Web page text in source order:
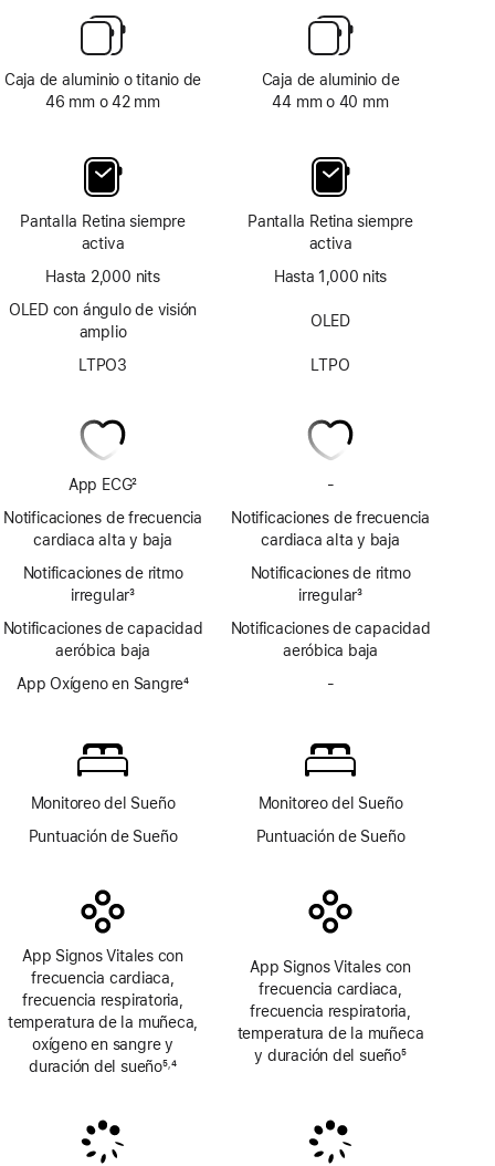
Caja de aluminio o titanio de
46 mm o 42 mm
Pantalla Retina siempre
activa
Hasta 2,000 nits
OLED con ángulo de visión
amplio
LTPO3
App ECG
al
pie
2
Notificaciones de frecuencia
cardiaca alta y baja
Notificaciones de ritmo
irregular
al
3
Notificaciones de capacidad
aeróbica baja
App Oxígeno en Sangre4
Monitoreo del Sueño
Puntuación de Sueño
App Signos Vitales con
frecuencia cardiaca,
frecuencia respiratoria,
temperatura de la muñeca,
oxígeno en sangre y
duración del sueño5,4
Caja de aluminio de
44 mm o 40 mm
Pantalla Retina siempre
activa
Hasta 1,000 nits
OLED
LTPO
-
ECG
Notificaciones de frecuencia
cardiaca alta y baja
Notificaciones de ritmo
irregular
al
3
Notificaciones de capacidad
aeróbica baja
-
en
Sangre
Monitoreo del Sueño
Puntuación de Sueño
App Signos Vitales con
frecuencia cardiaca,
frecuencia respiratoria,
temperatura de la muñeca
y duración del sueño5